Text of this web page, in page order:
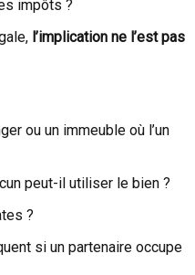
impôts ?
l’implication ne l’est pas
ou un immeuble où l’un
peut-il utiliser le bien ?
?
si un partenaire occupe